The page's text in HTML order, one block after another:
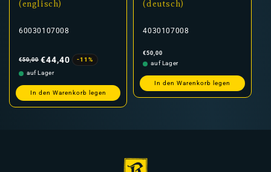
(englisch)
60030107008
Preis
€50,00 €44,40
-11%
auf Lager
In den Warenkorb legen
(deutsch)
4030107008
Normaler
Preis
€50,00
auf Lager
In den Warenkorb legen